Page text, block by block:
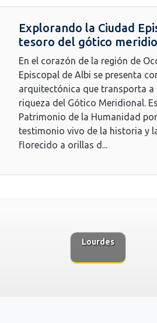
Explorando la Ciudad
tesoro del gótico
En el corazón de la región de
Episcopal de Albi se presenta
arquitectónica que transporta a
riqueza del Gótico Meridional.
Patrimonio de la Humanidad por
testimonio vivo de la historia y
florecido a orillas d...
Lourdes